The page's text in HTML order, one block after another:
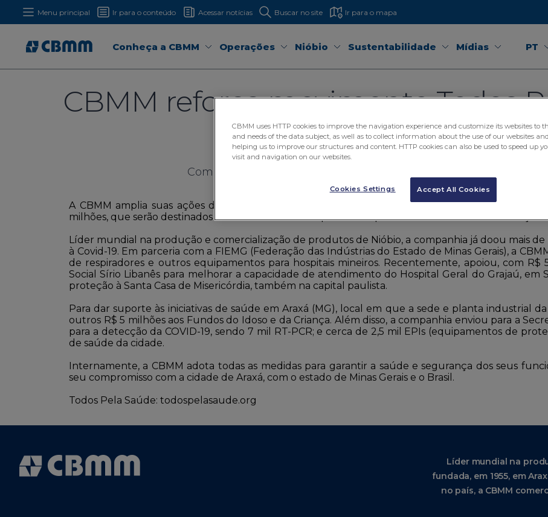
Menu principal Ir para o conteúdo Acessar notícias Buscar no site Ir para o mapa
Conheça a CBMM Operações Nióbio Sustentabilidade Mídias PT
CBMM reforça movimento Todos
doação de R$ 5
Companhia já soma mais de R$ 16 milhões destinados ao
A CBMM amplia suas ações de combate ao coronavírus e passa a fazer parte do movimento
milhões, que serão destinados às iniciativas de saúde pública no país. O movimento reúne esforços
Líder mundial na produção e comercialização de produtos de Nióbio, a companhia já doou mais
à Covid-19. Em parceria com a FIEMG (Federação das Indústrias do Estado de Minas Gerais), a
de respiradores e outros equipamentos para hospitais mineiros. Recentemente, apoiou, com
Social Sírio Libanês para melhorar a capacidade de atendimento do Hospital Geral do Grajaú, em
proteção à Santa Casa de Misericórdia, também na capital paulista.
Para dar suporte às iniciativas de saúde em Araxá (MG), local em que a sede e planta industrial
outros R$ 5 milhões aos Fundos do Idoso e da Criança. Além disso, a companhia enviou para a
para a detecção da COVID-19, sendo 7 mil RT-PCR; e cerca de 2,5 mil EPIs (equipamentos de
de saúde da cidade.
Internamente, a CBMM adota todas as medidas para garantir a saúde e segurança dos seus
seu compromisso com a cidade de Araxá, com o estado de Minas Gerais e o Brasil.
Todos Pela Saúde: todospelasaude.org
Líder mundial na
fundada, em 1955, em
no país, a CBMM
CBMM uses HTTP cookies to improve the navigation experience and customize its websites to
and needs of the data subject, as well as to collect information about the use of our websites
helping us to improve our structures and content. HTTP cookies can also be used to speed up
visit and navigation on our websites.
Accept All Cookies
Cookies Settings